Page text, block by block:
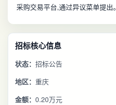
采购交易平台,通过异议菜单提出
招标核心信息
状态： 招标公告
地区： 重庆
金额： 0.20万元